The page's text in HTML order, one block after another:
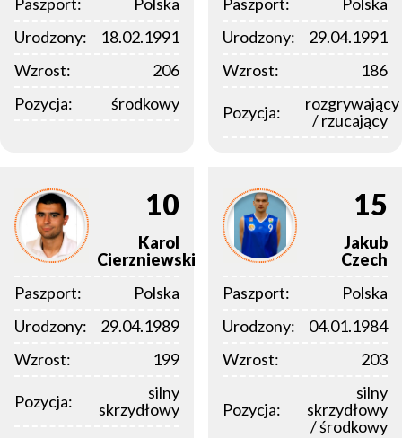
Urodzony:
18.02.1991
Wzrost:
206
Pozycja:
środkowy
Urodzony:
29.04.1991
Wzrost:
186
Pozycja:
rozgrywający
/ rzucający
10
Karol
Cierzniewski
Paszport:
Polska
Urodzony:
29.04.1989
Wzrost:
199
Pozycja:
silny
skrzydłowy
15
Jakub
Czech
Paszport:
Polska
Urodzony:
04.01.1984
Wzrost:
203
Pozycja:
silny
skrzydłowy
/ środkowy